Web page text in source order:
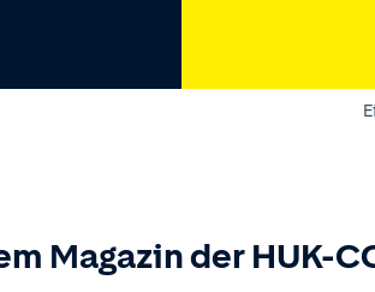
Magazin der HUK-